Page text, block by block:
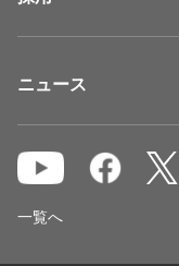
ニュース
一覧へ